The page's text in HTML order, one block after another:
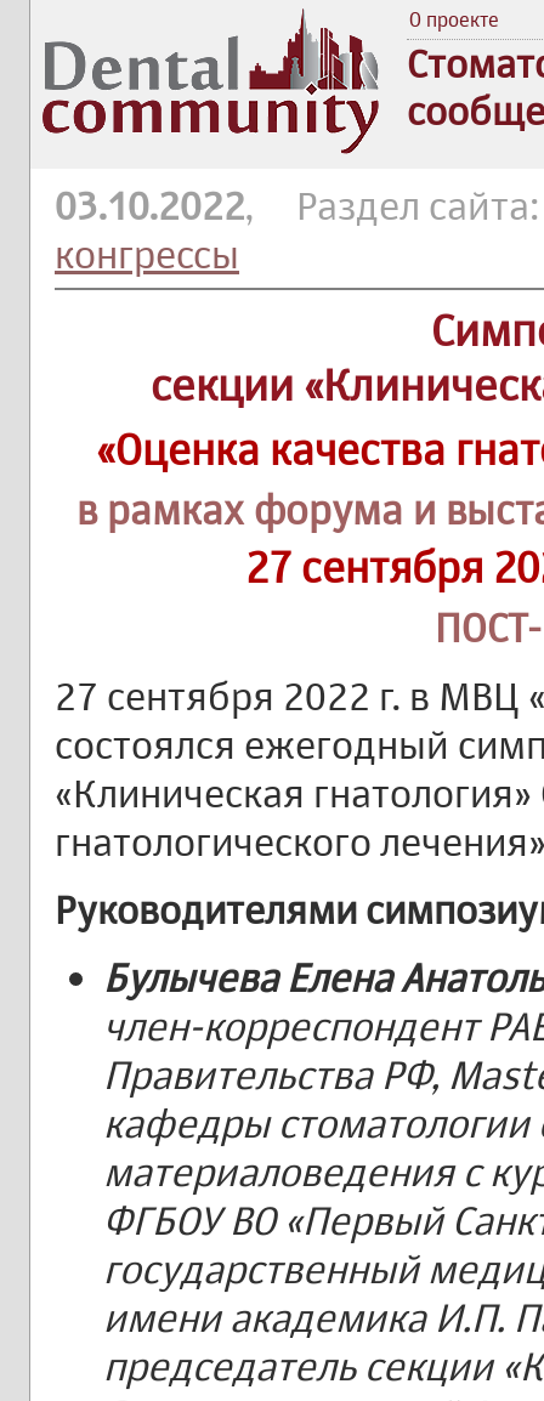
О проекте
03.10.2022, Раздел
конгрессы
секции
«Оценка качества
в рамках форума и
27 сентября
27 сентября 2022 г. в МВЦ
состоялся ежегодный
«Клиническая
гнатологического
Руководителями
Булычева Елена
член-корреспондент
Правительства РФ,
кафедры стоматологии
материаловедения с
ФГБОУ ВО «Первый
государственный
имени академика И.П.
председатель секции